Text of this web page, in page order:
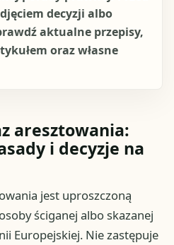
decyzji albo
aktualne przepisy,
oraz własne
aresztowania:
i decyzje na
jest uproszczoną
ściganej albo skazanej
Europejskiej. Nie zastępuje